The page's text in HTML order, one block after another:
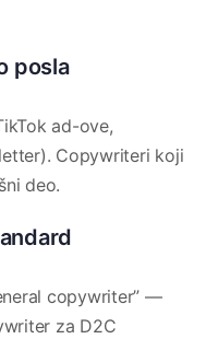
posla
ad-ove,
Copywriteri koji
deo.
copywriter” —
za D2C